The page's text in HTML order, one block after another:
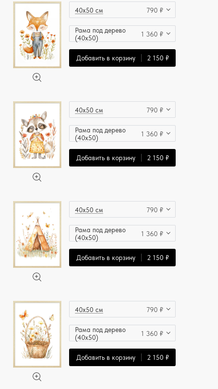
40x50 см 790 ₽
Рама под дерево
(40x50)
1 360 ₽
Добавить в корзину 2 150 ₽
40x50 см 790 ₽
Рама под дерево
(40x50)
1 360 ₽
Добавить в корзину 2 150 ₽
40x50 см 790 ₽
Рама под дерево
(40x50)
1 360 ₽
Добавить в корзину 2 150 ₽
40x50 см 790 ₽
Рама под дерево
(40x50)
1 360 ₽
Добавить в корзину 2 150 ₽